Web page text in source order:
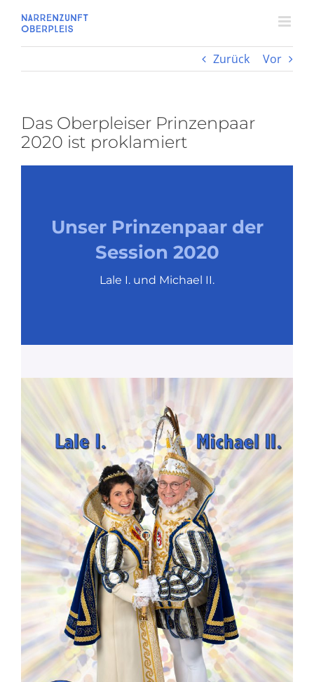
Inhalt
Zurück
Vor
Das Oberpleiser Prinzenpaar
2020 ist proklamiert
Unser Prinzenpaar der
Session 2020
Lale I. und Michael II.